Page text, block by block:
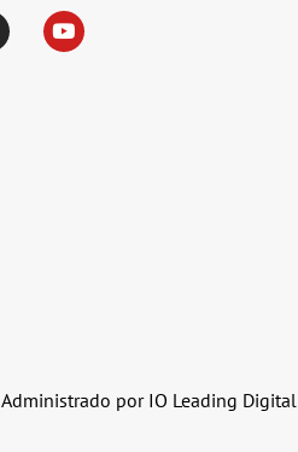
Administrado por IO Leading Digital